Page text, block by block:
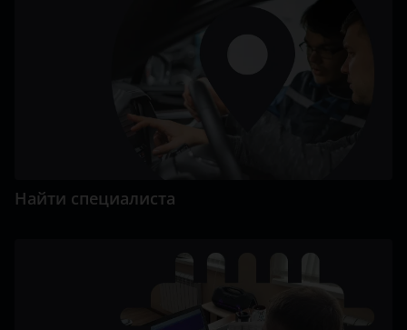
Найти специалиста